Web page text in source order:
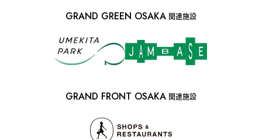
GRAND GREEN OSAKA 関連施設
GRAND FRONT OSAKA 関連施設